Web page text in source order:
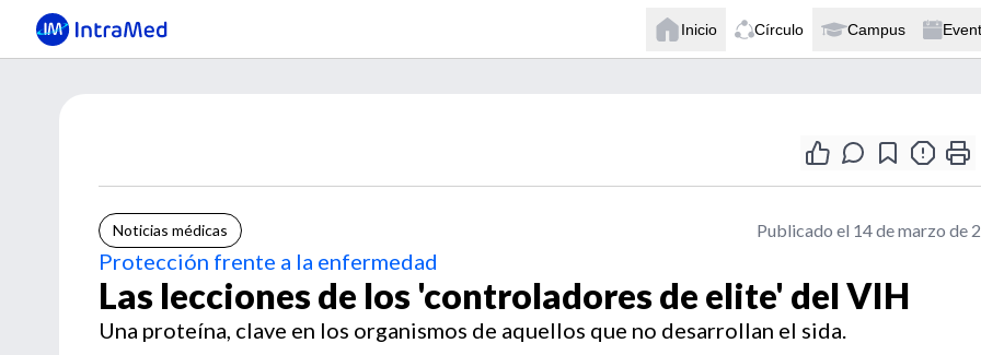
Inicio Círculo Campus
Noticias médicas Publicado el 14 de marzo de
Protección frente a la enfermedad
Las lecciones de los 'controladores de elite' del VIH
Una proteína, clave en los organismos de aquellos que no desarrollan el sida.